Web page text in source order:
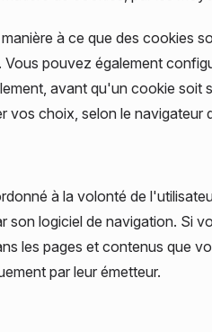
à ce que des cookies
pouvez également
avant qu'un cookie soit
choix, selon le navigateur
à la volonté de
son logiciel de navigation. Si
les pages et contenus que
par leur émetteur.